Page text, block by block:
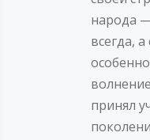
народа
всегда, а
принял